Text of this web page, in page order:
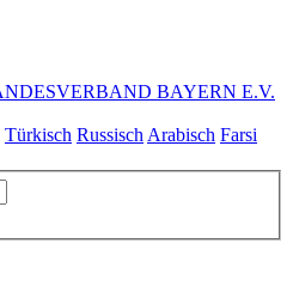
Türkisch Russisch Arabisch Farsi